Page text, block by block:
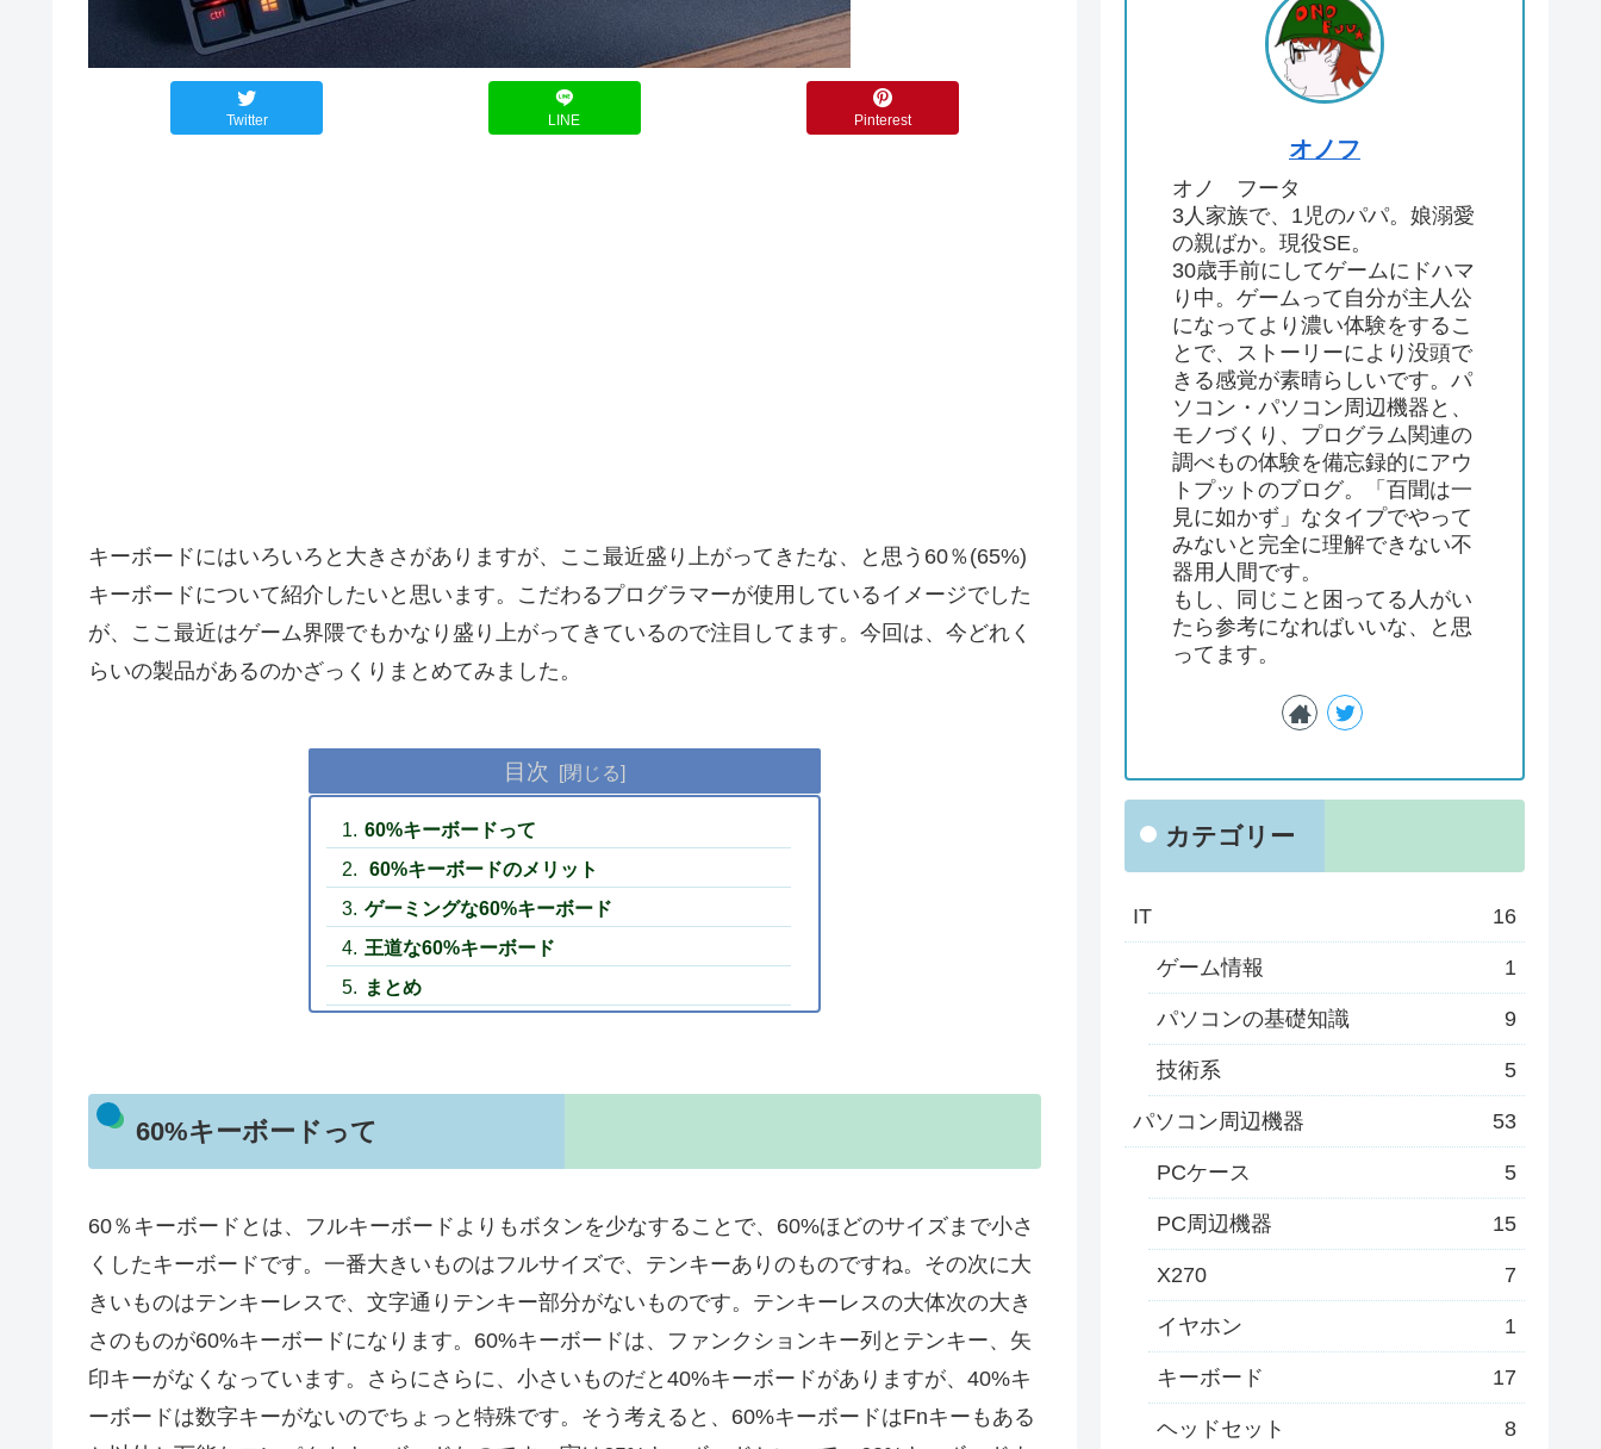
Twitter LINE Pinterest
キーボードにはいろいろと大きさがありますが、ここ最近盛り上がってきたな、と思う60％(65%)
キーボードについて紹介したいと思います。こだわるプログラマーが使用しているイメージでした
が、ここ最近はゲーム界隈でもかなり盛り上がってきているので注目してます。今回は、今どれく
らいの製品があるのかざっくりまとめてみました。
目次
60%キーボードって
60%キーボードのメリット
ゲーミングな60%キーボード
王道な60%キーボード
まとめ
60%キーボードって
60％キーボードとは、フルキーボードよりもボタンを少なすることで、60%ほどのサイズまで小さ
くしたキーボードです。一番大きいものはフルサイズで、テンキーありのものですね。その次に大
きいものはテンキーレスで、文字通りテンキー部分がないものです。テンキーレスの大体次の大き
さのものが60%キーボードになります。60%キーボードは、ファンクションキー列とテンキー、矢
印キーがなくなっています。さらにさらに、小さいものだと40%キーボードがありますが、40%キ
ーボードは数字キーがないのでちょっと特殊です。そう考えると、60%キーボードはFnキーもある
オノフ
オノ フータ
3人家族で、1児のパパ。娘溺愛
の親ばか。現役SE。
30歳手前にしてゲームにドハマ
り中。ゲームって自分が主人公
になってより濃い体験をするこ
とで、ストーリーにより没頭で
きる感覚が素晴らしいです。パ
ソコン・パソコン周辺機器と、
モノづくり、プログラム関連の
調べもの体験を備忘録的にアウ
トプットのブログ。「百聞は一
見に如かず」なタイプでやって
みないと完全に理解できない不
器用人間です。
もし、同じこと困ってる人がい
たら参考になればいいな、と思
ってます。
カテゴリー
IT 16
ゲーム情報 1
パソコンの基礎知識 9
技術系 5
パソコン周辺機器 53
PCケース 5
PC周辺機器 15
X270 7
イヤホン 1
キーボード 17
ヘッドセット 8